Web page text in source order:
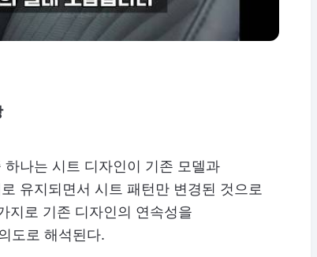
나는 시트 디자인이 기존 모델과
유지되면서 시트 패턴만 변경된 것으로
지로 기존 디자인의 연속성을
도로 해석된다.